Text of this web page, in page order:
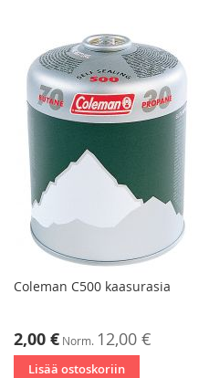
Coleman C500 kaasurasia
Tarjoushinta
2,00 € Norm. 12,00 €
Lisää ostoskoriin